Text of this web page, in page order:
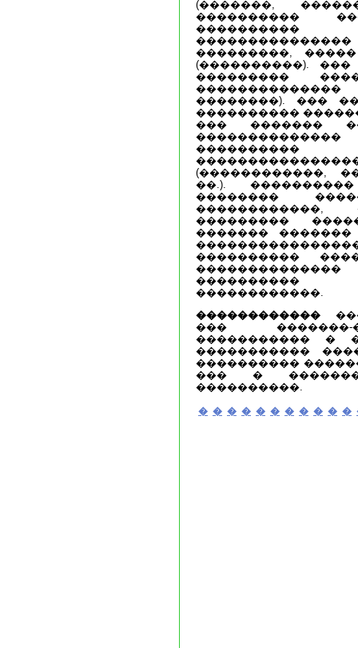
(�������,
����������
���������������
���������,
(����������).
���������
��������). ���
����������
��� �������
(������������,
��.).
��������
������������,
���������
�������
����������
����������
������������.
������������
��� �������-
����������� �
�����������
����������
��� �
����������.
� � � � � � � � � � �